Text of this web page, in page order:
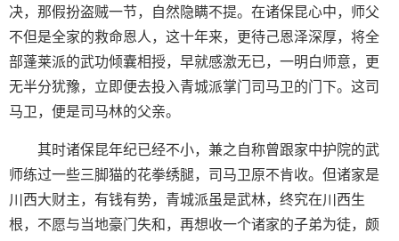
决，那假扮盗贼一节，自然隐瞒不提。在诸保昆心中，师父
不但是全家的救命恩人，这十年来，更待己恩泽深厚，将全
部蓬莱派的武功倾囊相授，早就感激无已，一明白师意，更
无半分犹豫，立即便去投入青城派掌门司马卫的门下。这司
马卫，便是司马林的父亲。
其时诸保昆年纪已经不小，兼之自称曾跟家中护院的武
师练过一些三脚猫的花拳绣腿，司马卫原不肯收。但诸家是
川西大财主，有钱有势，青城派虽是武林，终究在川西生
根，不愿与当地豪门失和，再想收一个诸家的子弟为徒，颇